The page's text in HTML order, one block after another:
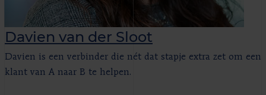
Davien van der Sloot
Davien is een verbinder die nét dat stapje extra zet om een
klant van A naar B te helpen.